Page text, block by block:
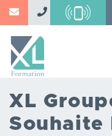
Aller
principal
XL
Souhaite